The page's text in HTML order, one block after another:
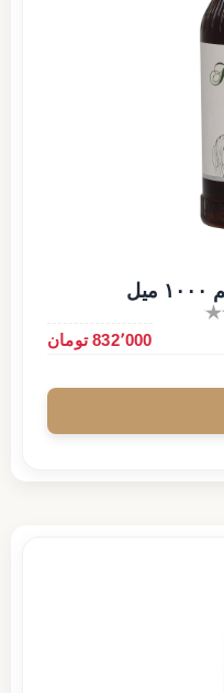
832٬000 تومان